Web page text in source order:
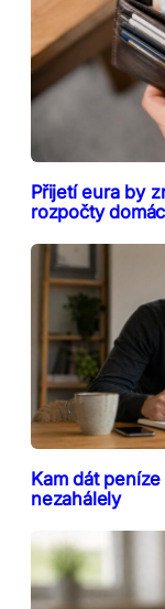
Přijetí eura by
rozpočty
Kam dát
nezahálely